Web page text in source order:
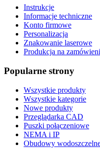
Instrukcje
Informacje techniczne
Konto firmowe
Personalizacja
Znakowanie laserowe
Produkcja na
Popularne strony
Wszystkie produkty
Wszystkie kategorie
Nowe produkty
Przeglądarka CAD
Puszki połączeniowe
NEMA i IP
Obudowy